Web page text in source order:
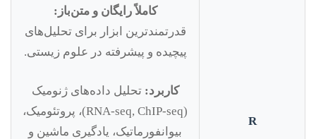
R
کاملاً رایگان و متن‌باز:
قدرتمندترین ابزار برای تحلیل‌های
پیچیده و پیشرفته در علوم زیستی.
کاربرد: تحلیل داده‌های ژنومیک
(RNA-seq, ChIP-seq)، پروتئومیک،
بیوانفورماتیک، یادگیری ماشین و